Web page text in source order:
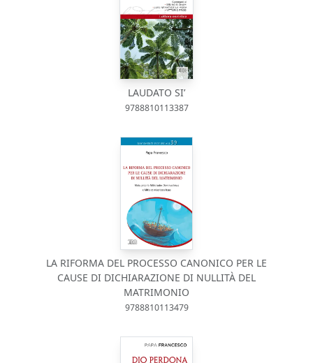
LAUDATO SI’
9788810113387
LA RIFORMA DEL PROCESSO CANONICO PER LE
CAUSE DI DICHIARAZIONE DI NULLITÀ DEL
MATRIMONIO
9788810113479